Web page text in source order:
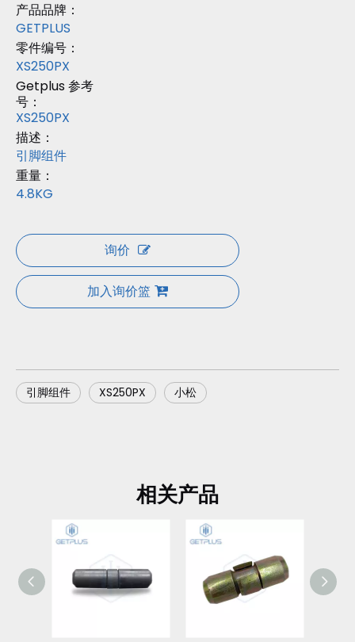
产品品牌：
GETPLUS
零件编号：
XS250PX
Getplus 参考
号：
XS250PX
描述：
引脚组件
重量：
4.8KG
询价
加入询价篮
引脚组件 XS250PX 小松
相关产品